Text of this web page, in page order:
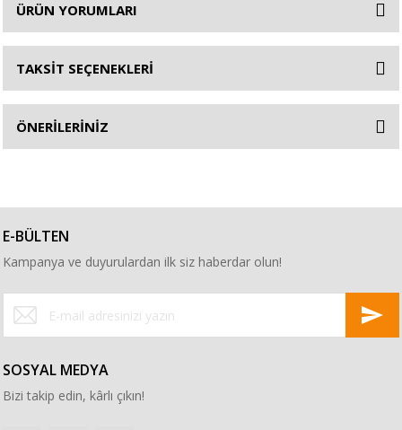
ÜRÜN YORUMLARI
TAKSİT SEÇENEKLERİ
ÖNERİLERİNİZ
E-BÜLTEN
Kampanya ve duyurulardan ilk siz haberdar olun!
SOSYAL MEDYA
Bizi takip edin, kârlı çıkın!